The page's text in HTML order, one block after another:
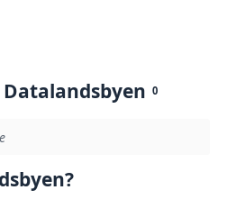
0